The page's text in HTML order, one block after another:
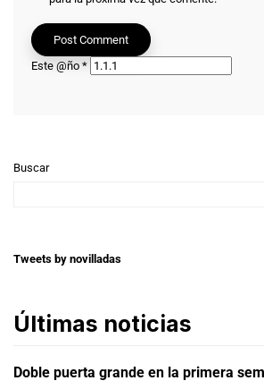
Este @ño *
Buscar
Tweets by novilladas
Últimas noticias
Doble puerta grande en la primera